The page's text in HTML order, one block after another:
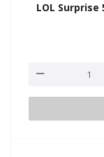
LOL Surprise